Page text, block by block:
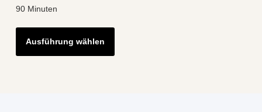
90 Minuten
Ausführung wählen
Dieses
weist